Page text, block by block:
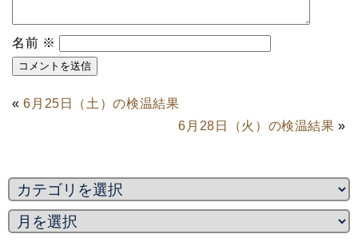
名前 ※
«6月25日（土）の検温結果
6月28日（火）の検温結果 »